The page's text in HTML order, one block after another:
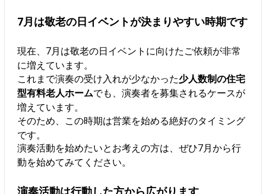
7月は敬老の日イベントが決まりやすい時期です
現在、7月は敬老の日イベントに向けたご依頼が非常
に増えています。
これまで演奏の受け入れが少なかった少人数制の住宅
型有料老人ホームでも、演奏者を募集されるケースが
増えています。
そのため、この時期は営業を始める絶好のタイミング
です。
演奏活動を始めたいとお考えの方は、ぜひ7月から行
動を始めてみてください。
演奏活動は行動した方から広がります